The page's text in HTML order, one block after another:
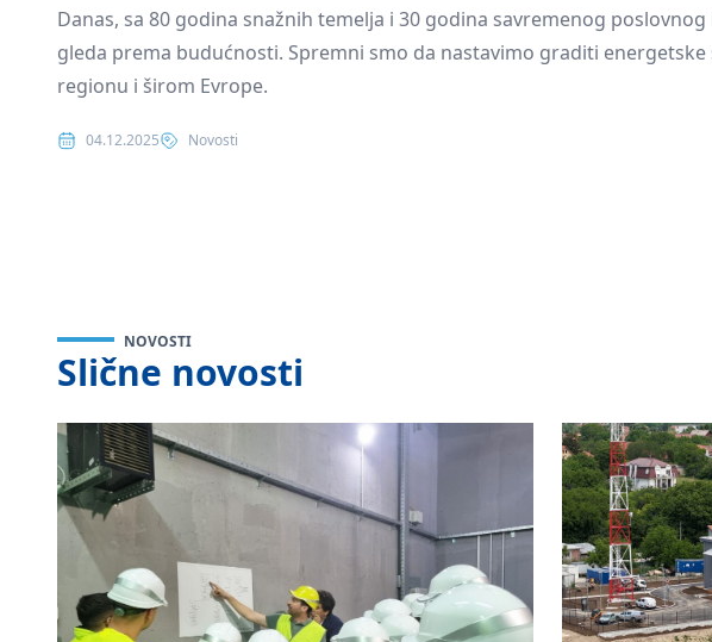
Danas, sa 80 godina snažnih temelja i 30 godina savremenog
gleda prema budućnosti. Spremni smo da nastavimo graditi
regionu i širom Evrope.
04.12.2025 Posted in
Novosti
NOVOSTI
Slične novosti